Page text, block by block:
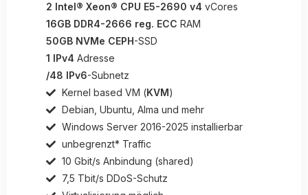
2 Intel® Xeon® CPU E5-2690 v4 vCores
16GB DDR4-2666 reg. ECCRAM
50GB NVMe CEPH-SSD
1 IPv4 Adresse
/48 IPv6-Subnetz
Kernel based VM (KVM)
Debian, Ubuntu, Alma und mehr
Windows Server 2016-2025 installierbar
unbegrenzt* Traffic
10 Gbit/s Anbindung (shared)
7,5 Tbit/s DDoS-Schutz